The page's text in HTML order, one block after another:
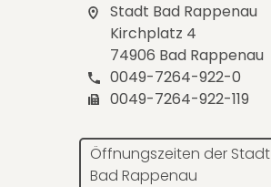
Stadt Bad Rappenau
Kirchplatz 4
74906 Bad Rappenau
0049-7264-922-0
0049-7264-922-119
Öffnungszeiten der Stadt
Bad Rappenau